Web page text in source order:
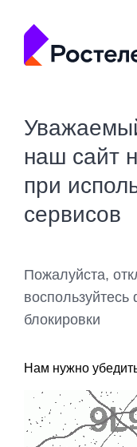
наш сайт
при
сервисов
Пожалуйста,
блокировки
Нам нужно